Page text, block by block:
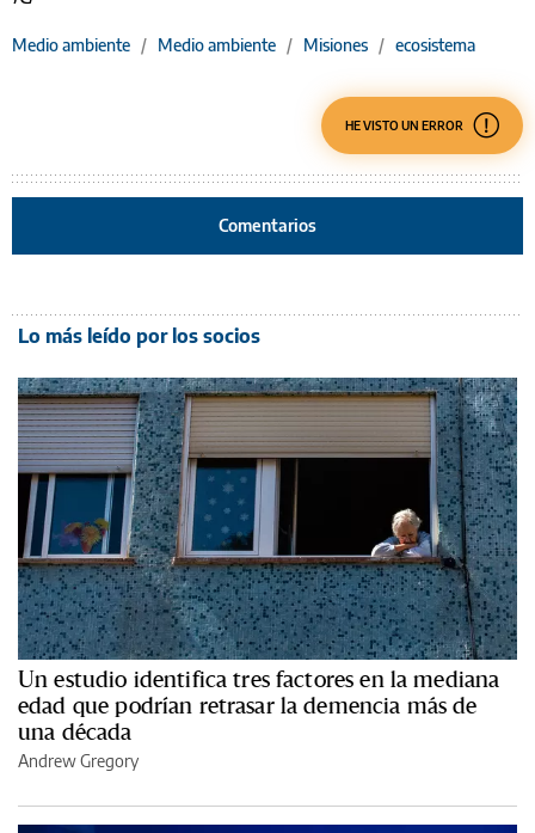
Medio ambiente / Medio ambiente / Misiones / ecosistema
HE VISTO UN ERROR
Comentarios
Lo más leído por los socios
Un estudio identifica tres factores en la mediana
edad que podrían retrasar la demencia más de
una década
Andrew Gregory